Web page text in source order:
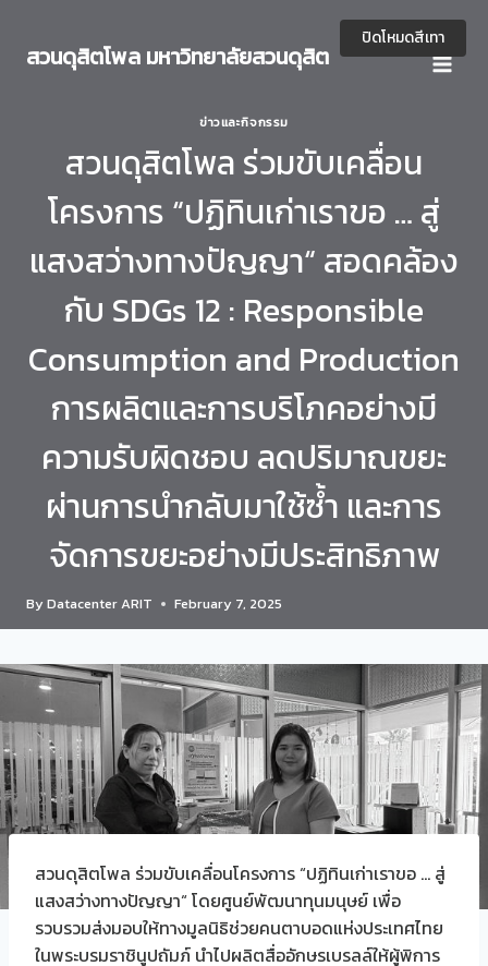
content
สวนดุสิตโพล มหาวิทยาลัยสวนดุสิต
ข่าวและกิจกรรม
สวนดุสิตโพล ร่วมขับเคลื่อน
โครงการ “ปฏิทินเก่าเราขอ … สู่
แสงสว่างทางปัญญา“ สอดคล้อง
กับ SDGs 12 : Responsible
Consumption and Production
การผลิตและการบริโภคอย่างมี
ความรับผิดชอบ ลดปริมาณขยะ
ผ่านการนำกลับมาใช้ซ้ำ และการ
จัดการขยะอย่างมีประสิทธิภาพ
By Datacenter ARIT February 7, 2025
สวนดุสิตโพล ร่วมขับเคลื่อนโครงการ “ปฏิทินเก่าเราขอ … สู่
แสงสว่างทางปัญญา“ โดยศูนย์พัฒนาทุนมนุษย์ เพื่อ
รวบรวมส่งมอบให้ทางมูลนิธิช่วยคนตาบอดแห่งประเทศไทย
ในพระบรมราชินูปถัมภ์ นำไปผลิตสื่ออักษรเบรลล์ให้ผู้พิการ
ปิดโหมดสีเทา